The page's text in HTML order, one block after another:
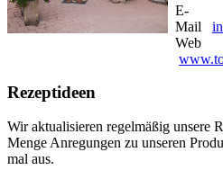
E-
Mail
Web
Rezeptideen
Wir aktualisieren regelmäßig unsere
Menge Anregungen zu unseren
mal aus.